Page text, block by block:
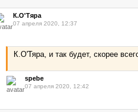
К.О'Тяра
07 апреля 2020, 12:37
К.О'Тяра, и так будет, скорее
spebe
07 апреля 2020, 12:42